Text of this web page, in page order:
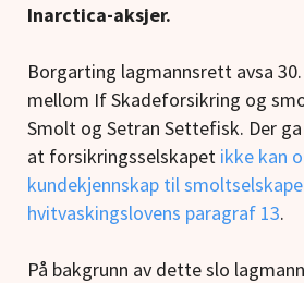
Inarctica-aksjer.
Borgarting lagmannsrett avsa
mellom If Skadeforsikring og
Smolt og Setran Settefisk. Der
at forsikringsselskapet ikke kan
kundekjennskap til
hvitvaskingslovens paragraf 13.
På bakgrunn av dette slo